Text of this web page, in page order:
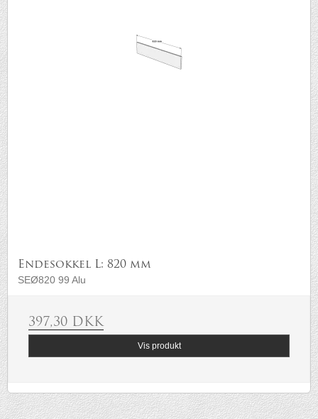
Endesokkel L: 820 mm
SEØ820 99 Alu
397,30 DKK
Vis produkt